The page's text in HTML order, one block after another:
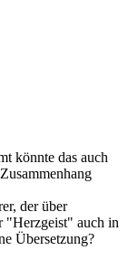
könnte das auch
der über
"Herzgeist" auch in
Übersetzung?